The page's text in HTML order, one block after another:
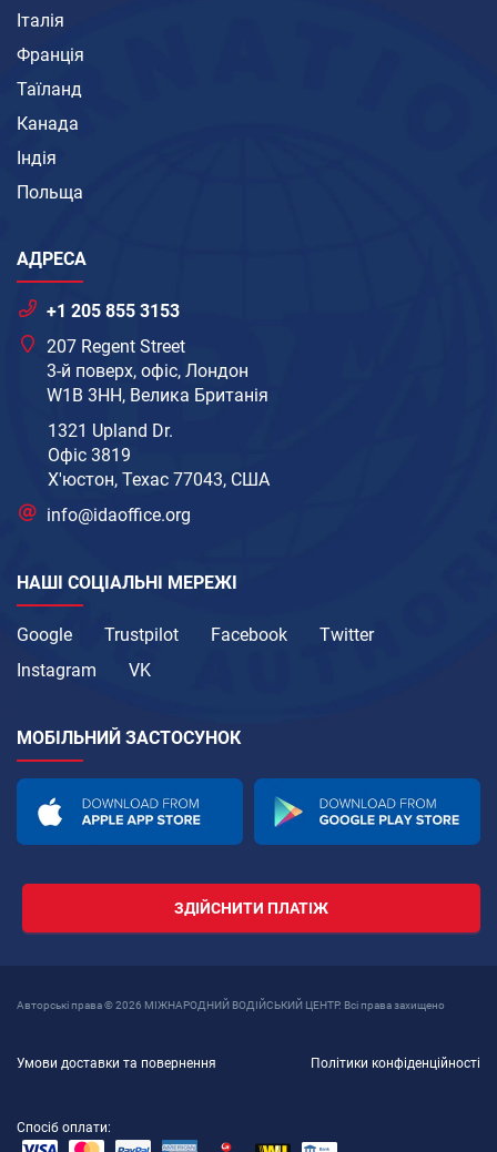
Італія
Франція
Таїланд
Канада
Індія
Польща
АДРЕСА
+1 205 855 3153
207 Regent Street
3-й поверх, офіс, Лондон
W1B 3HH, Велика Британія
1321 Upland Dr.
Офіс 3819
Х'юстон, Техас 77043, США
info@idaoffice.org
НАШІ СОЦІАЛЬНІ МЕРЕЖІ
Google Trustpilot Facebook
Twitter
Instagram
VK
МОБІЛЬНИЙ ЗАСТОСУНОК
ЗДІЙСНИТИ ПЛАТІЖ
Авторські права © 2026 МІЖНАРОДНИЙ ВОДІЙСЬКИЙ ЦЕНТР. Всі права захищено
Умови доставки та повернення Політики конфіденційності
Спосіб оплати: